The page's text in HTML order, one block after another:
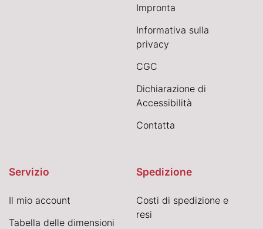
Impronta
Informativa sulla
privacy
CGC
Dichiarazione di
Accessibilità
Contatta
Servizio
Il mio account
Tabella delle dimensioni
Spedizione
Costi di spedizione e
resi